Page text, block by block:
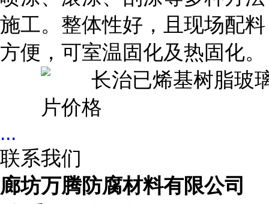
施工。整体性好，且现场配料
方便，可室温固化及热固化。
...
联系我们
廊坊万腾防腐材料有限公司